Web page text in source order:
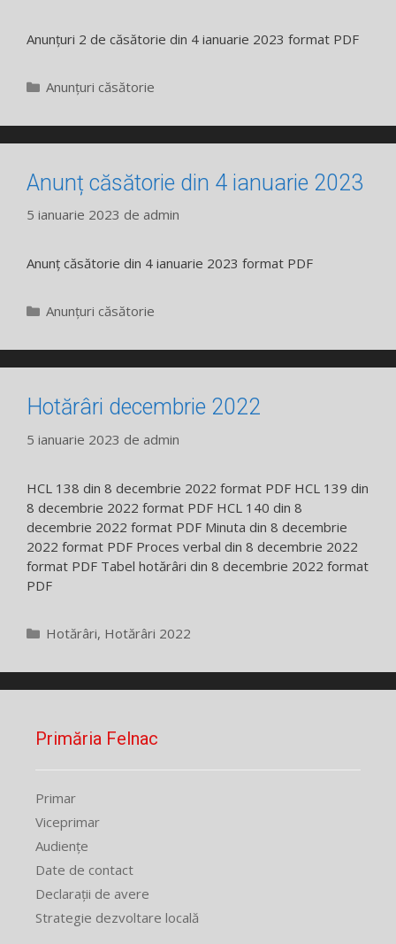
Anunțuri 2 de căsătorie din 4 ianuarie 2023 format PDF
Categorii
Anunțuri căsătorie
Anunț căsătorie din 4 ianuarie 2023
5 ianuarie 2023 de admin
Anunț căsătorie din 4 ianuarie 2023 format PDF
Categorii
Anunțuri căsătorie
Hotărâri decembrie 2022
5 ianuarie 2023 de admin
HCL 138 din 8 decembrie 2022 format PDF HCL 139 din
8 decembrie 2022 format PDF HCL 140 din 8
decembrie 2022 format PDF Minuta din 8 decembrie
2022 format PDF Proces verbal din 8 decembrie 2022
format PDF Tabel hotărâri din 8 decembrie 2022 format
PDF
Categorii
Hotărâri, Hotărâri 2022
Primăria Felnac
Primar
Viceprimar
Audiențe
Date de contact
Declarații de avere
Strategie dezvoltare locală